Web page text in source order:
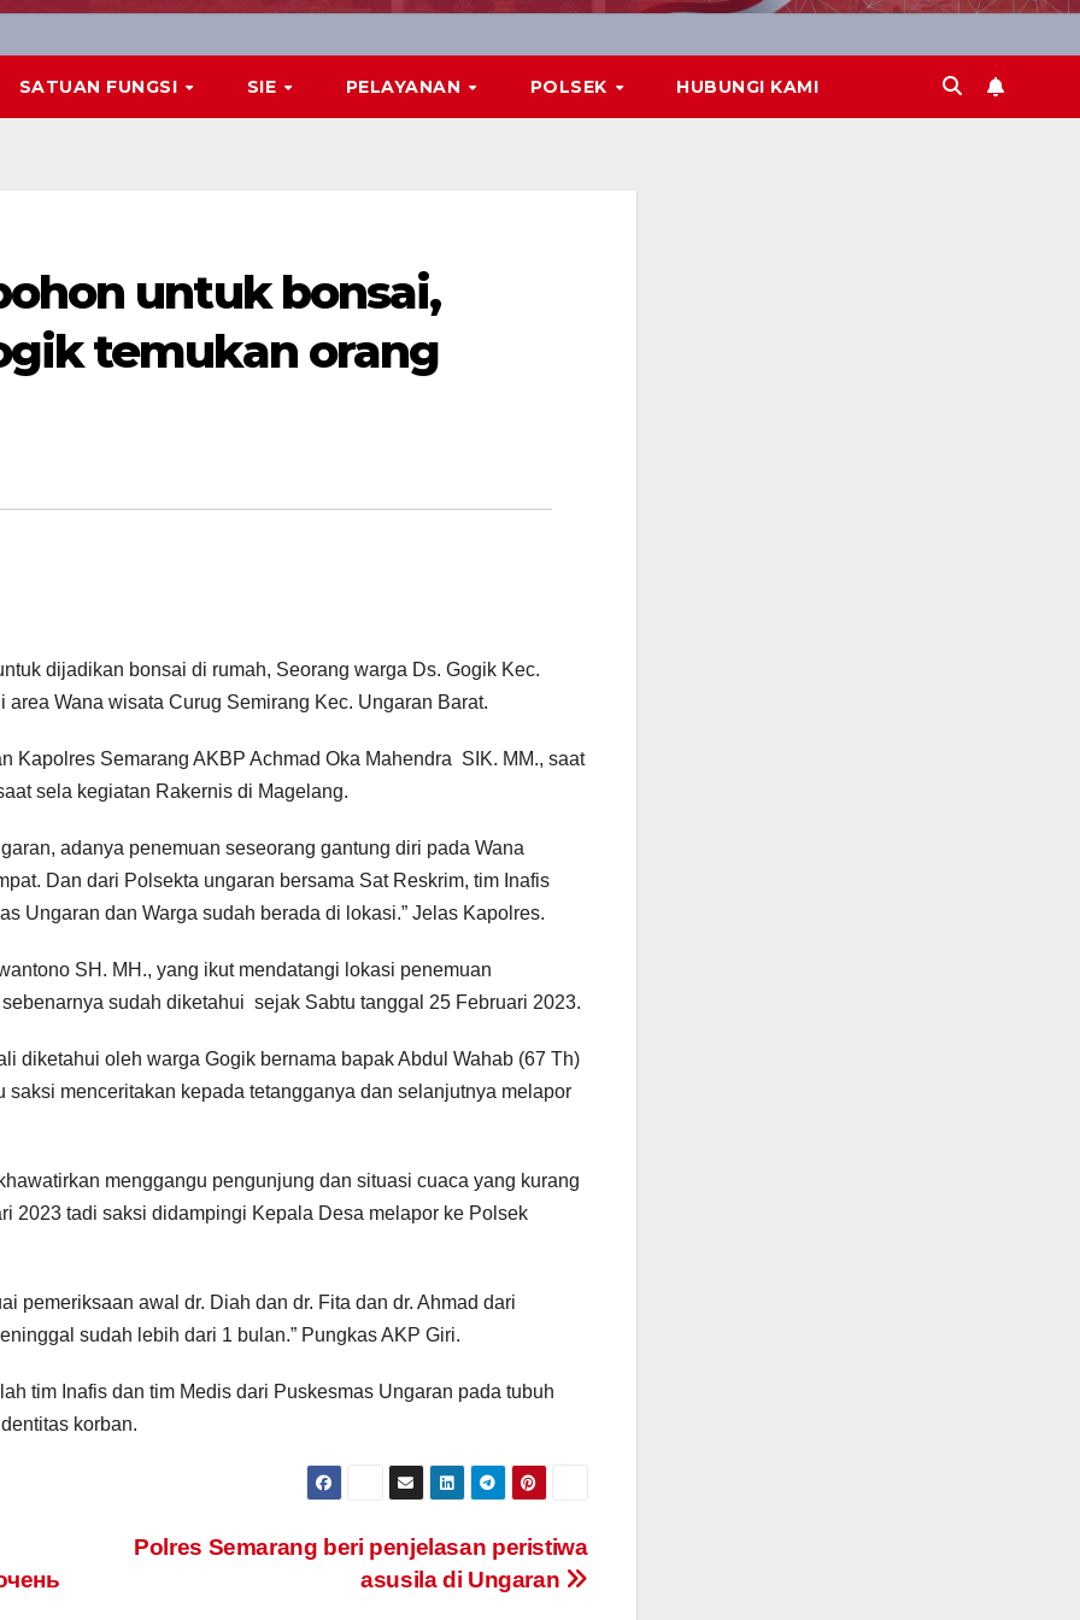
SATUAN FUNGSI SIE PELAYANAN POLSEK HUBUNGI KAMI
untuk bonsai,
temukan orang
dijadikan bonsai di rumah, Seorang warga Ds. Gogik Kec.
Wana wisata Curug Semirang Kec. Ungaran Barat.
Kapolres Semarang AKBP Achmad Oka Mahendra SIK. MM., saat
sela kegiatan Rakernis di Magelang.
adanya penemuan seseorang gantung diri pada Wana
Dan dari Polsekta ungaran bersama Sat Reskrim, tim Inafis
Ungaran dan Warga sudah berada di lokasi.” Jelas Kapolres.
SH. MH., yang ikut mendatangi lokasi penemuan
sudah diketahui sejak Sabtu tanggal 25 Februari 2023.
diketahui oleh warga Gogik bernama bapak Abdul Wahab (67 Th)
menceritakan kepada tetangganya dan selanjutnya melapor
menggangu pengunjung dan situasi cuaca yang kurang
2023 tadi saksi didampingi Kepala Desa melapor ke Polsek
pemeriksaan awal dr. Diah dan dr. Fita dan dr. Ahmad dari
sudah lebih dari 1 bulan.” Pungkas AKP Giri.
tim Inafis dan tim Medis dari Puskesmas Ungaran pada tubuh
korban.
Polres Semarang beri penjelasan peristiwa
asusila di Ungaran